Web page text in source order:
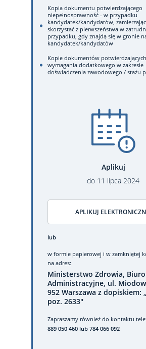
Kopia dokumentu potwierdzającego
niepełnosprawność - w przypadku
kandydatek/kandydatów,
skorzystać z pierwszeństwa w
przypadku, gdy znajdą się w gronie
kandydatek/kandydatów
Kopie dokumentów
wymagania dodatkowego w zakresie
doświadczenia zawodowego / stażu
Aplikuj
do 11 lipca 2024
APLIKUJ
lub
w formie papierowej i w zamkniętej
na adres:
Ministerstwo Zdrowia, Biuro
Administracyjne, ul.
952 Warszawa z dopiskiem:
poz. 2633"
Zapraszamy również do kontaktu
889 050 460 lub 784 066 092